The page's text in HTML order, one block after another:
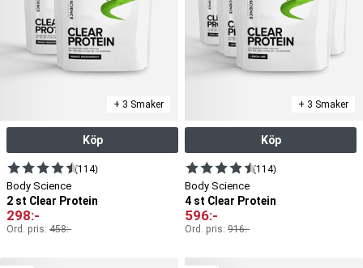
+ 3 Smaker
Köp
(114)
Body Science
2 st Clear Protein
298:-
Ord. pris: 458:-
+ 3 Smaker
Köp
(114)
Body Science
4 st Clear Protein
596:-
Ord. pris: 916:-